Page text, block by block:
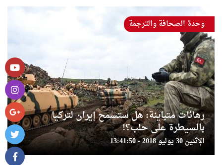
رهانات متباينة: هل ستسمح إيران لتركيا
بالسيطرة على حلب؟!
الإثنين 30 يوليو 2018 - 13:41:50
وحدة الصحافة والترجمة